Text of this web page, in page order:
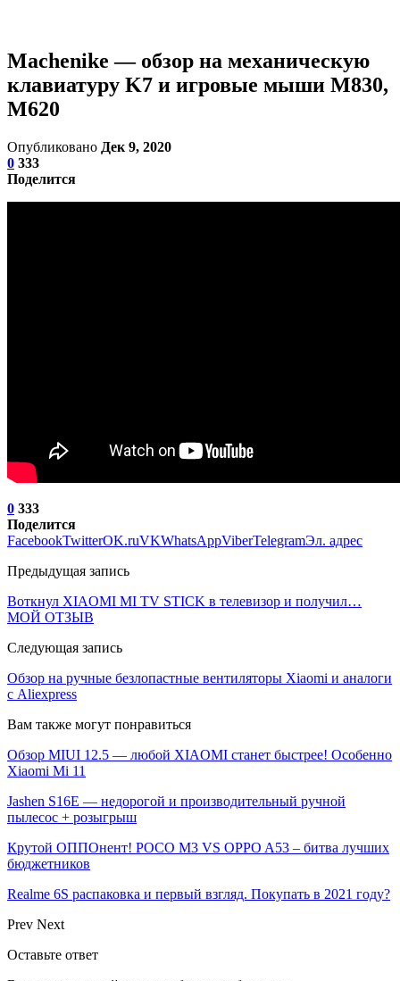
Machenike — обзор на механическую
клавиатуру K7 и игровые мыши M830,
M620
Опубликовано Дек 9, 2020
0 333
Поделится
0 333
Поделится
FacebookTwitterOK.ruVKWhatsAppViberTelegramЭл. адрес
Предыдущая запись
Воткнул XIAOMI MI TV STICK в телевизор и получил…
МОЙ ОТЗЫВ
Следующая запись
Обзор на ручные безлопастные вентиляторы Xiaomi и аналоги
с Aliexpress
Вам также могут понравиться
Обзор MIUI 12.5 — любой XIAOMI станет быстрее! Особенно
Xiaomi Mi 11
Jashen S16E — недорогой и производительный ручной
пылесос + розыгрыш
Крутой ОППОнент! POCO M3 VS OPPO A53 – битва лучших
бюджетников
Realme 6S распаковка и первый взгляд. Покупать в 2021 году?
Prev Next
Оставьте ответ